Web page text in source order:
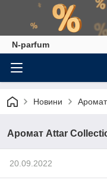
N-parfum
Новини
Аромат Attar
20.09.2022